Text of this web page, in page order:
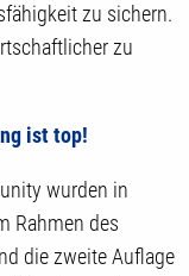
zu sichern.
zu
ist top!
wurden in
Rahmen des
die zweite Auflage